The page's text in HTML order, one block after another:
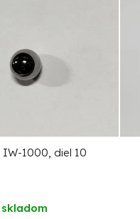
o
IW-1000, diel 10
skladom